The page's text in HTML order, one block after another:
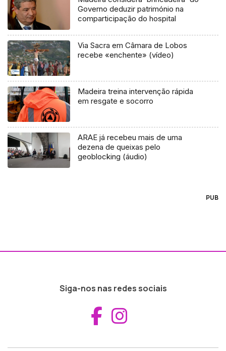
Governo deduzir património na
comparticipação do hospital
Via Sacra em Câmara de Lobos
recebe «enchente» (vídeo)
Madeira treina intervenção rápida
em resgate e socorro
ARAE já recebeu mais de uma
dezena de queixas pelo
geoblocking (áudio)
PUB
Siga-nos nas redes sociais
Aceder ao